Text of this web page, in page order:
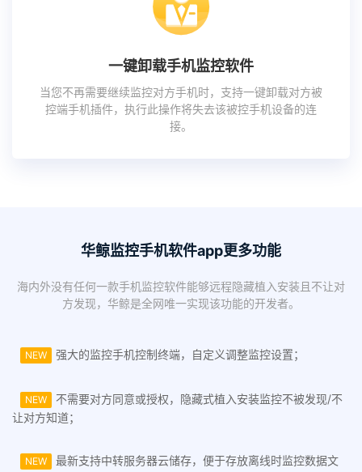
一键卸载手机监控软件
当您不再需要继续监控对方手机时，支持一键卸载对方被
控端手机插件，执行此操作将失去该被控手机设备的连
接。
华鲸监控手机软件app更多功能
海内外没有任何一款手机监控软件能够远程隐藏植入安装且不让对
方发现，华鲸是全网唯一实现该功能的开发者。
NEW 强大的监控手机控制终端，自定义调整监控设置；
NEW
不需要对方同意或授权，隐藏式植入安装监控不被发现/不
让对方知道；
NEW
最新支持中转服务器云储存，便于存放离线时监控数据文